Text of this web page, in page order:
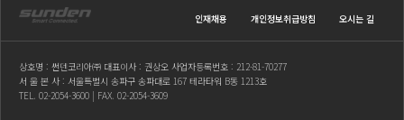
인재채용 개인정보취급방침 오시는 길
상호명 : 썬덴코리아㈜ 대표이사 : 권상오 사업자등록번호 : 212-81-70277
서 울 본 사 : 서울특별시 송파구 송파대로 167 테라타워 B동 1213호
TEL. 02-2054-3600 | FAX. 02-2054-3609